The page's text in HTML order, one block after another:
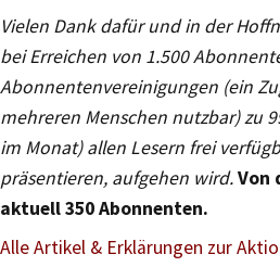
Vielen Dank dafür und in der
bei Erreichen von 1.500
Abonnentenvereinigungen (ein
mehreren Menschen nutzbar) zu
im Monat) allen Lesern frei
präsentieren, aufgehen wird.Von
aktuell 350 Abonnenten.
Alle Artikel & Erklärungen zur